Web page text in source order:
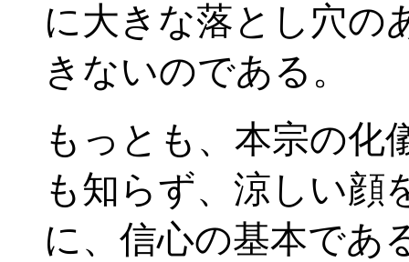
に大きな落とし穴の
きないのである。
もっとも、本宗の化
も知らず、涼しい顔
に、信心の基本であ